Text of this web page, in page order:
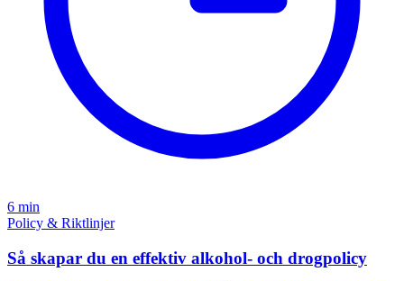
6 min
Policy & Riktlinjer
Så skapar du en effektiv alkohol- och drogpolicy